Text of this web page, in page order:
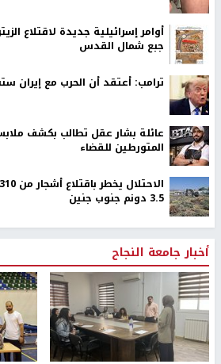
أوامر إسرائيلية جديدة لاقتلاع
جبع شمال القدس
ترامب: أعتقد أن الحرب مع إيران
عائلة بشار عقل تطالب بكشف
المتورطين للقضاء
3.5 دونم جنوب جنين
أخبار جامعة النجاح